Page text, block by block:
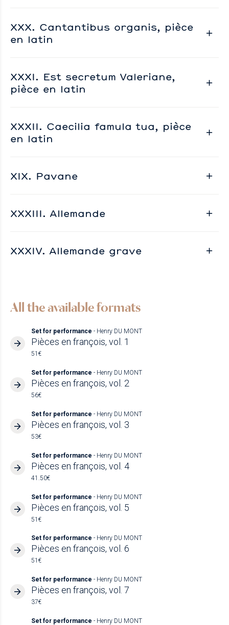
XXX. Cantantibus organis, pièce
en latin
XXXI. Est secretum Valeriane,
pièce en latin
XXXII. Caecilia famula tua, pièce
en latin
XIX. Pavane
XXXIII. Allemande
XXXIV. Allemande grave
All the available formats
Set for performance - Henry DU MONT
Pièces en françois, vol. 1
51€
Set for performance - Henry DU MONT
Pièces en françois, vol. 2
56€
Set for performance - Henry DU MONT
Pièces en françois, vol. 3
53€
Set for performance - Henry DU MONT
Pièces en françois, vol. 4
41.50€
Set for performance - Henry DU MONT
Pièces en françois, vol. 5
51€
Set for performance - Henry DU MONT
Pièces en françois, vol. 6
51€
Set for performance - Henry DU MONT
Pièces en françois, vol. 7
37€
Set for performance - Henry DU MONT